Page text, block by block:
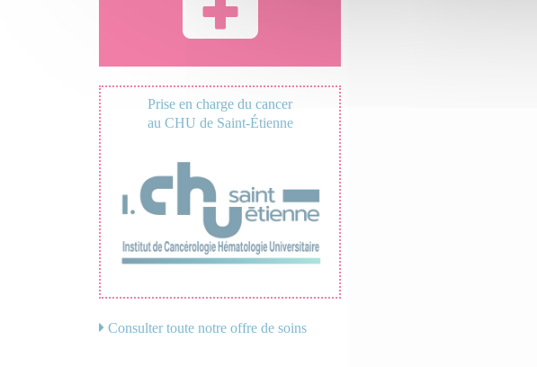
Prise en charge du cancer
au CHU de Saint-Étienne
Consulter toute notre offre de soins